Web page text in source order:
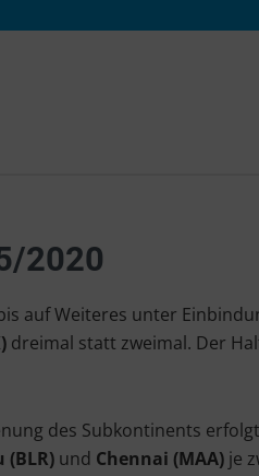
2020
auf Weiteres unter
dreimal statt zweimal. Der
des Subkontinents
(BLR) und Chennai (MAA) je